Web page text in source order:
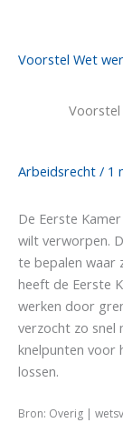
Voorstel Wet
Arbeidsrecht / 1
De Eerste
wilt verworpen.
te bepalen waar
heeft de Eerste
werken door
verzocht zo snel
knelpunten voor
lossen.
Bron: Overig |